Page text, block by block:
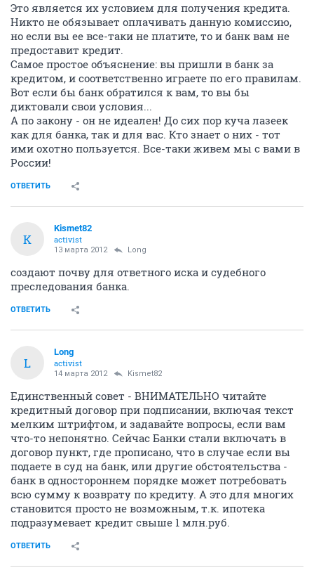
Это является их условием для получения кредита.
Никто не обязывает оплачивать данную комиссию,
но если вы ее все-таки не платите, то и банк вам не
предоставит кредит.
Самое простое объяснение: вы пришли в банк за
кредитом, и соответственно играете по его правилам.
Вот если бы банк обратился к вам, то вы бы
диктовали свои условия...
А по закону - он не идеален! До сих пор куча лазеек
как для банка, так и для вас. Кто знает о них - тот
ими охотно пользуется. Все-таки живем мы с вами в
России!
ОТВЕТИТЬ
K
Kismet82
activist
13 марта 2012 Long
создают почву для ответного иска и судебного
преследования банка.
ОТВЕТИТЬ
L
Long
activist
14 марта 2012 Kismet82
Единственный совет - ВНИМАТЕЛЬНО читайте
кредитный договор при подписании, включая текст
мелким штрифтом, и задавайте вопросы, если вам
что-то непонятно. Сейчас Банки стали включать в
договор пункт, где прописано, что в случае если вы
подаете в суд на банк, или другие обстоятельства -
банк в одностороннем порядке может потребовать
всю сумму к возврату по кредиту. А это для многих
становится просто не возможным, т.к. ипотека
подразумевает кредит свыше 1 млн.руб.
ОТВЕТИТЬ